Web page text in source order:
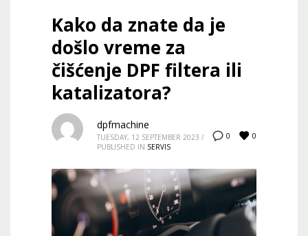
Kako da znate da je
došlo vreme za
čišćenje DPF filtera ili
katalizatora?
0 0
dpfmachine
TUESDAY, 12 SEPTEMBER 2023 /
PUBLISHED IN SERVIS